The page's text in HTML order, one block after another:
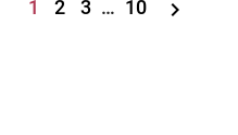
1 2 3 … 10 